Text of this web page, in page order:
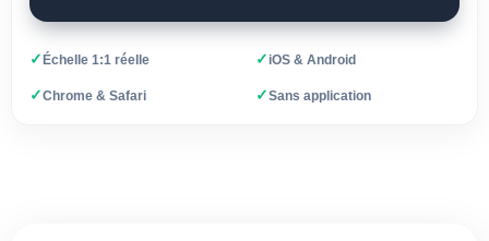
✓Échelle 1:1 réelle ✓iOS & Android
✓Chrome & Safari ✓Sans application